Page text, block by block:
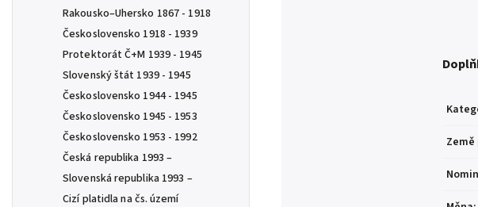
Rakousko–Uhersko 1867 - 1918
Československo 1918 - 1939
Protektorát Č+M 1939 - 1945
Slovenský štát 1939 - 1945
Československo 1944 - 1945
Československo 1945 - 1953
Československo 1953 - 1992
Česká republika 1993 –
Slovenská republika 1993 –
Cizí platidla na čs. území
Země